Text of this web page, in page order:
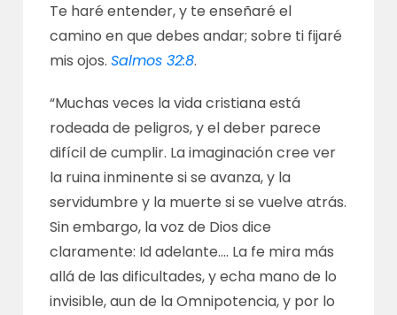
Te haré entender, y te enseñaré el
camino en que debes andar; sobre ti fijaré
mis ojos.Salmos 32:8.
“Muchas veces la vida cristiana está
rodeada de peligros, y el deber parece
difícil de cumplir. La imaginación cree ver
la ruina inminente si se avanza, y la
servidumbre y la muerte si se vuelve atrás.
Sin embargo, la voz de Dios dice
claramente: Id adelante…. La fe mira más
allá de las dificultades, y echa mano de lo
invisible, aun de la Omnipotencia, y por lo